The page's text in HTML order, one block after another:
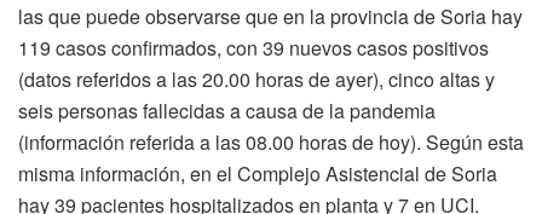
las que puede observarse que en la provincia de Soria hay
119 casos confirmados, con 39 nuevos casos positivos
(datos referidos a las 20.00 horas de ayer), cinco altas y
seis personas fallecidas a causa de la pandemia
(información referida a las 08.00 horas de hoy). Según esta
misma información, en el Complejo Asistencial de Soria
hay 39 pacientes hospitalizados en planta y 7 en UCI.